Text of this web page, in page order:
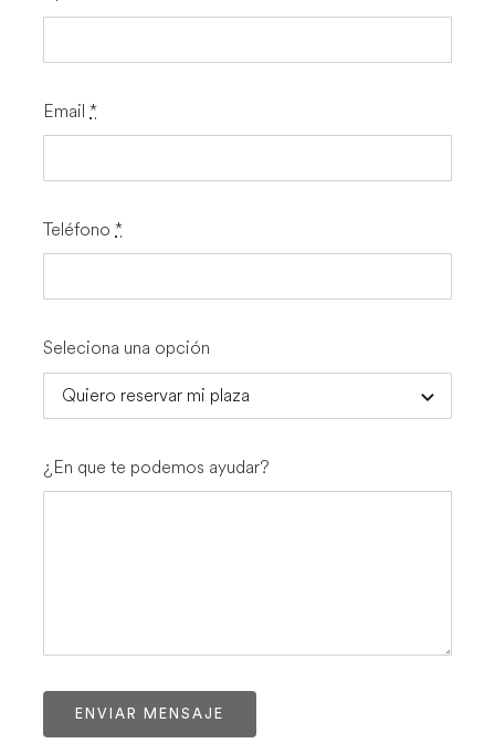
Email*
Teléfono*
Seleciona una opción
¿En que te podemos ayudar?
ENVIAR MENSAJE